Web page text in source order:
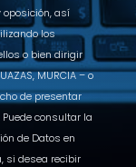
oposición, así
los
o bien dirigir
MURCIA – o
de presentar
consultar la
de Datos en
si desea recibir